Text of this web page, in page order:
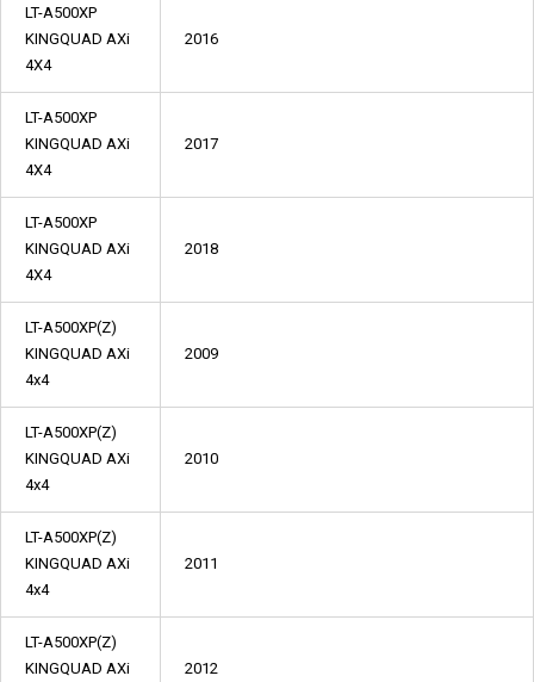
LT-A500XP
KINGQUAD AXi
4X4
2016
LT-A500XP
KINGQUAD AXi
4X4
2017
LT-A500XP
KINGQUAD AXi
4X4
2018
LT-A500XP(Z)
KINGQUAD AXi
4x4
2009
LT-A500XP(Z)
KINGQUAD AXi
4x4
2010
LT-A500XP(Z)
KINGQUAD AXi
4x4
2011
LT-A500XP(Z)
KINGQUAD AXi
2012